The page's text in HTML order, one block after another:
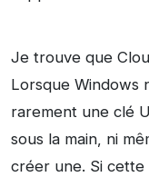
Je trouve que
Lorsque Windows
rarement une clé
sous la main, ni
créer une. Si cette